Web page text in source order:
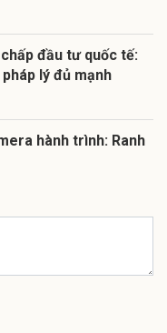
đầu tư quốc tế:
lý đủ mạnh
hành trình: Ranh